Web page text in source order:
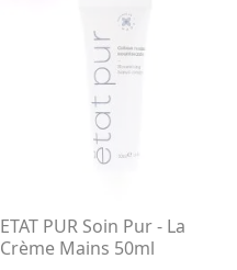
ETAT PUR Soin Pur - La
Crème Mains 50ml